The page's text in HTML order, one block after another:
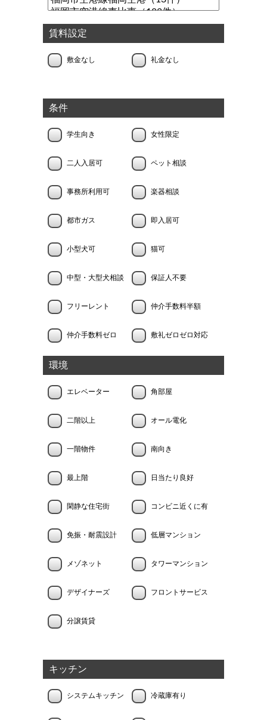
賃料設定
敷金なし 礼金なし
条件
学生向き 女性限定
二人入居可 ペット相談
事務所利用可 楽器相談
都市ガス 即入居可
小型犬可 猫可
中型・大型犬相談 保証人不要
フリーレント 仲介手数料半額
仲介手数料ゼロ 敷礼ゼロゼロ対応
環境
エレベーター 角部屋
二階以上 オール電化
一階物件 南向き
最上階 日当たり良好
閑静な住宅街 コンビニ近くに有
免振・耐震設計 低層マンション
メゾネット タワーマンション
デザイナーズ フロントサービス
分譲賃貸
キッチン
システムキッチン 冷蔵庫有り